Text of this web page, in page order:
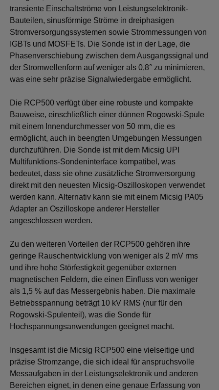
transiente Einschaltströme von Leistungselektronik-
Bauteilen, sinusförmige Ströme in dreiphasigen
Stromversorgungssystemen sowie Strommessungen von
IGBTs und MOSFETs. Die Sonde ist in der Lage, die
Phasenverschiebung zwischen dem Ausgangssignal und
der Stromwellenform auf weniger als 0,8° zu minimieren,
was eine sehr präzise Signalwiedergabe ermöglicht.
Die RCP500 verfügt über eine robuste und kompakte
Bauweise, einschließlich einer dünnen Rogowski-Spule
mit einem Innendurchmesser von 50 mm, die es
ermöglicht, auch in beengten Umgebungen Messungen
durchzuführen. Die Sonde ist mit dem Micsig UPI
Multifunktions-Sondeninterface kompatibel, was
bedeutet, dass sie ohne zusätzliche Stromversorgung
direkt mit den neuesten Micsig-Oszilloskopen verwendet
werden kann. Alternativ kann sie mit einem Micsig PA05
Adapter an Oszilloskope anderer Hersteller
angeschlossen werden.
Zu den weiteren Vorteilen der RCP500 gehören ihre
geringe Rauschentwicklung von weniger als 2 mV rms
und ihre hohe Störfestigkeit gegenüber externen
magnetischen Feldern, die einen Einfluss von weniger
als 1,5 % auf das Messergebnis haben. Die maximale
Betriebsspannung beträgt 10 kV RMS (nur für den
Rogowski-Spulenteil), was die Sonde für
Hochspannungsanwendungen geeignet macht.
Insgesamt ist die Micsig RCP500 eine vielseitige und
präzise Stromzange, die sich ideal für anspruchsvolle
Messaufgaben in der Leistungselektronik und anderen
Bereichen eignet, in denen eine genaue Erfassung von